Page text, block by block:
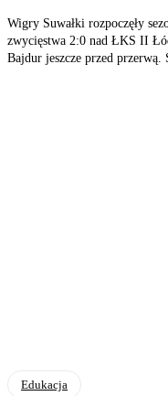
Wigry Suwałki rozpoczęły
zwycięstwa 2:0 nad ŁKS II
Bajdur jeszcze przed przerwą.
Edukacja